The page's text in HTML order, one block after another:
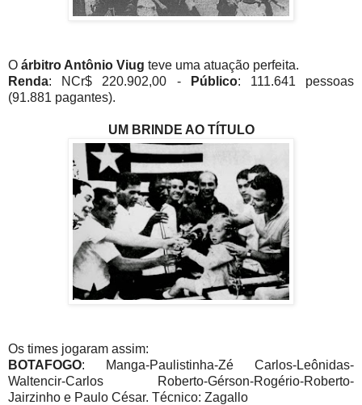
O árbitro Antônio Viug teve uma atuação perfeita.
Renda: NCr$ 220.902,00 - Público: 111.641 pessoas
(91.881 pagantes).
UM BRINDE AO TÍTULO
Os times jogaram assim:
BOTAFOGO: Manga-Paulistinha-Zé Carlos-Leônidas-
Waltencir-Carlos Roberto-Gérson-Rogério-Roberto-
Jairzinho e Paulo César. Técnico: Zagallo